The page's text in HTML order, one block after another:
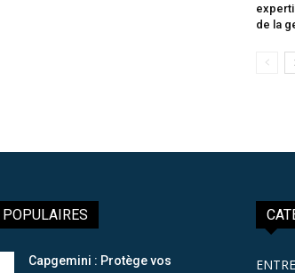
de la
Capgemini : Protège vos